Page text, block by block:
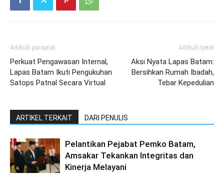
Artikulli paraprak
Perkuat Pengawasan Internal,
Lapas Batam Ikuti Pengukuhan
Satops Patnal Secara Virtual
Artikulli tjetër
Aksi Nyata Lapas Batam:
Bersihkan Rumah Ibadah,
Tebar Kepedulian
ARTIKEL TERKAIT DARI PENULIS
Pelantikan Pejabat Pemko Batam,
Amsakar Tekankan Integritas dan
Kinerja Melayani